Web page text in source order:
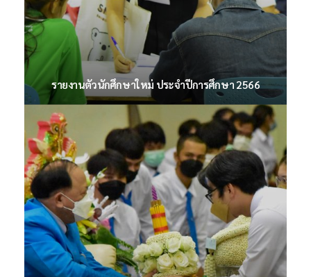
กิจกรรมเตรียมความพร้อมก่อนเปิดเทอม ประจำปีการ
ศึกษา 2566